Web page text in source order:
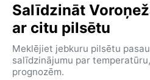
rada sajūtu, ka atrodas plašā
Klimats šeit atbilst Dfb tipam
kontinentālam klimatam ar
un auksta – vidējā
desmit grādiem, un sniegs klāj
Salīdzināt
ar citu pilsētu
Meklējiet jebkuru pilsētu
salīdzinājumu par
prognozēm.